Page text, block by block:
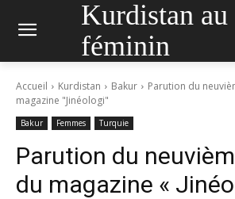
Kurdistan au
féminin
Accueil Kurdistan Bakur
Parution du
magazine "Jinéologi"
Bakur Femmes Turquie
Parution du
du magazine «